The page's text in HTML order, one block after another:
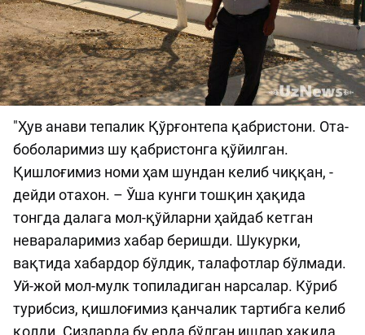
"Ҳув анави тепалик Қўрғонтепа қабристони. Ота-
боболаримиз шу қабристонга қўйилган.
Қишлоғимиз номи ҳам шундан келиб чиққан, -
дейди отахон. – Ўша кунги тошқин ҳақида
тонгда далага мол-қўйларни ҳайдаб кетган
невараларимиз хабар беришди. Шукурки,
вақтида хабардор бўлдик, талафотлар бўлмади.
Уй-жой мол-мулк топиладиган нарсалар. Кўриб
турибсиз, қишлоғимиз қанчалик тартибга келиб
қолди. Сизларда бу ерда бўлган ишлар ҳақида